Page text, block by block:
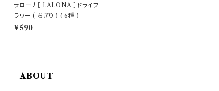
ラローナ［ LALONA ］ドライフ
ラワー ( ちぎり ) ( 6種 )
¥590
ABOUT